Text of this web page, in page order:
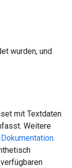
wurden, und
mit Textdaten
Weitere
.